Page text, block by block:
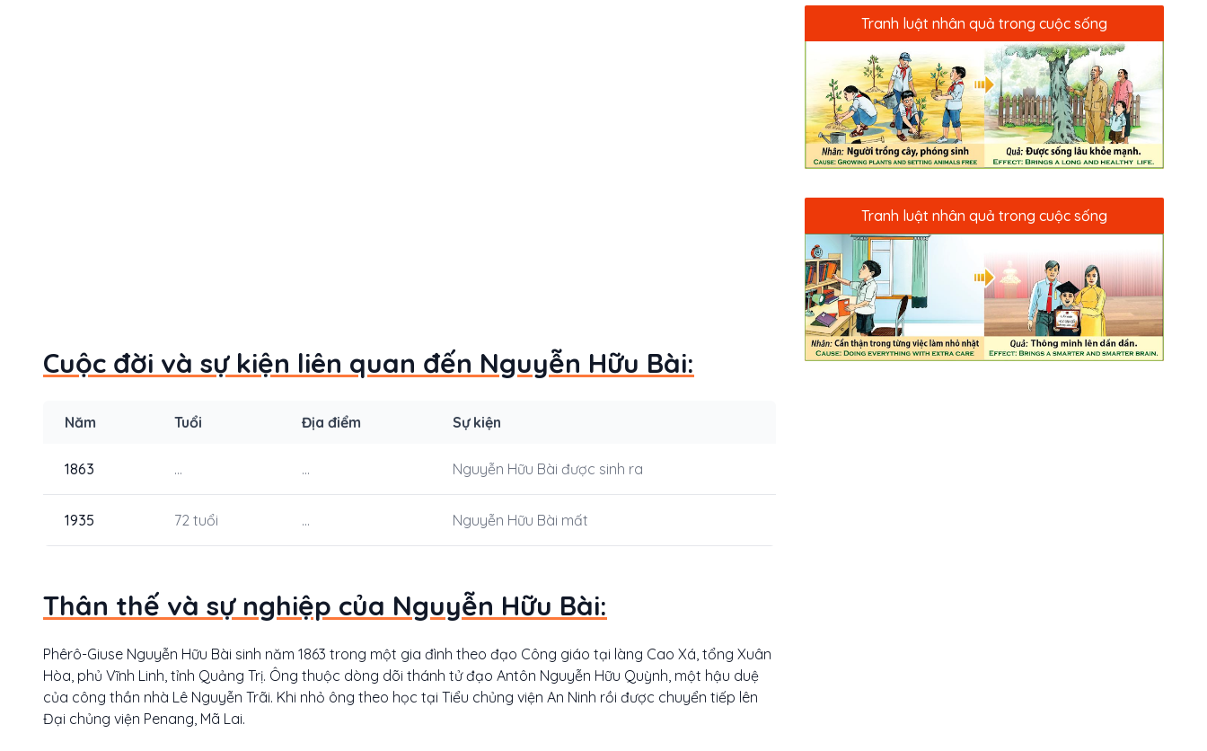
Cuộc đời và sự kiện liên quan đến Nguyễn Hữu Bài:
Năm Tuổi Địa điểm Sự kiện
1863 ... ... Nguyễn Hữu Bài được sinh ra
1935 72 tuổi ... Nguyễn Hữu Bài mất
Thân thế và sự nghiệp của Nguyễn Hữu Bài:
Phêrô-Giuse Nguyễn Hữu Bài sinh năm 1863 trong một gia đình theo đạo Công giáo tại làng Cao Xá, tổng Xuân
Hòa, phủ Vĩnh Linh, tỉnh Quảng Trị. Ông thuộc dòng dõi thánh tử đạo Antôn Nguyễn Hữu Quỳnh, một hậu duệ
của công thần nhà Lê Nguyễn Trãi. Khi nhỏ ông theo học tại Tiểu chủng viện An Ninh rồi được chuyển tiếp lên
Đại chủng viện Penang, Mã Lai.
Tranh luật nhân quả trong cuộc sống
Tranh luật nhân quả trong cuộc sống